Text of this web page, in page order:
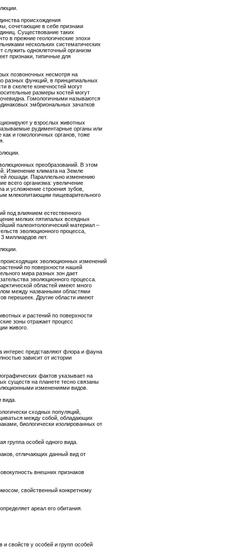
происхождения
сочетающие в себе признаки
Существование таких
в прежние геологические эпохи
нескольких систематических
одноклеточный организм
признаки, типичные для
позвоночных несмотря на
разных функций, в принципиальных
в скелете конечностей могут
размеры костей могут
Гомологичными называются
эмбриональных зачатков
у взрослых животных
рудиментарные органы или
и гомологичных органов, тоже
преобразований. В этом
Изменение климата на Земле
лошади. Параллельно изменению
всего организма: увеличение
и усложнение строения зубов,
млекопитающим пищеварительного
под влиянием естественного
мелких пятипалых всеядных
палеонтологический материал –
эволюционного процесса,
миллиардов лет.
эволюционных изменений
по поверхности нашей
мира разных зон дает
эволюционного процесса.
областей имеют много
между названными областями
перешеек. Другие области имеют
и растений по поверхности
зоны отражает процесс
живого.
интерес представляют флора и фауна
зависит от истории
фактов указывает на
существ на планете тесно связаны
изменениями видов.
вида.
сходных популяций,
между собой, обладающих
биологически изолированных от
группа особей одного вида.
отличающих данный вид от
внешних признаков
свойственный конкретному
ареал его обитания.
и свойств у особей и групп особей